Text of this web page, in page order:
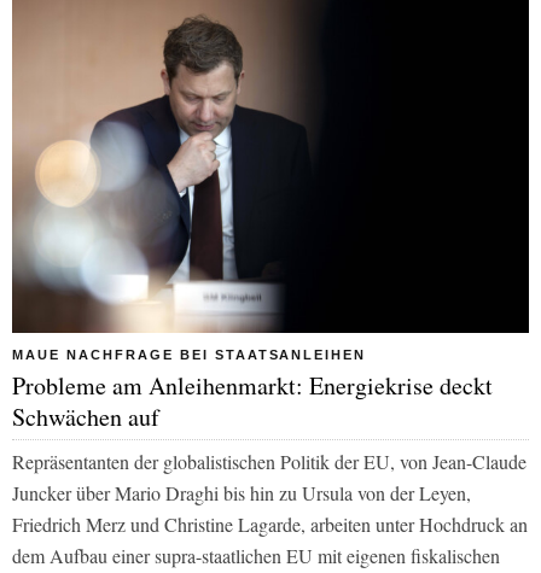
MAUE NACHFRAGE BEI STAATSANLEIHEN
Probleme am Anleihenmarkt: Energiekrise deckt
Schwächen auf
Repräsentanten der globalistischen Politik der EU, von Jean-Claude
Juncker über Mario Draghi bis hin zu Ursula von der Leyen,
Friedrich Merz und Christine Lagarde, arbeiten unter Hochdruck an
dem Aufbau einer supra-staatlichen EU mit eigenen fiskalischen